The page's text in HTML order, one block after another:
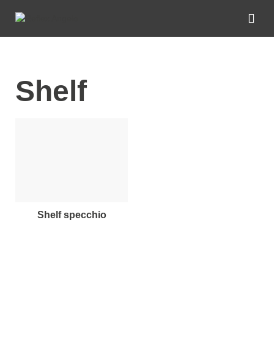
Shelf
shelf specchio